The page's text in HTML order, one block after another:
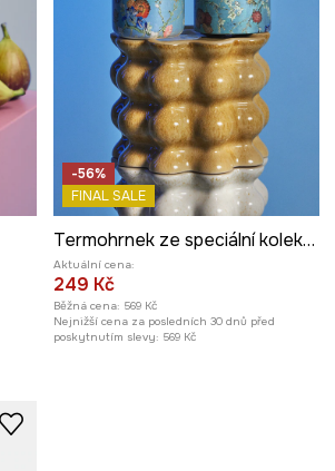
-56%
FINAL SALE
Termohrnek ze speciální kolekce Eviva L'arte
Aktuální cena:
249 Kč
Běžná cena: 569 Kč
Nejnižší cena za posledních 30 dnů před
poskytnutím slevy: 569 Kč